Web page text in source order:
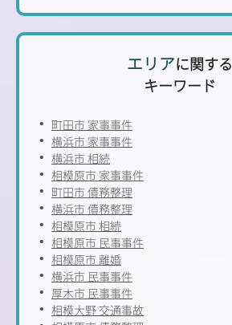
エリアに関する
キーワード
町田市 家事事件
横浜市 家事事件
横浜市 相続
相模原市 家事事件
町田市 債務整理
横浜市 債務整理
相模原市 相続
相模原市 民事事件
相模原市 離婚
横浜市 民事事件
厚木市 民事事件
相模大野 交通事故